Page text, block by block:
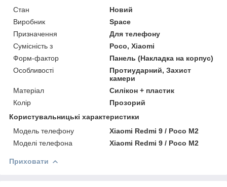
Стан
Новий
Виробник
Space
Призначення
Для телефону
Сумісність з
Poco, Xiaomi
Форм-фактор
Панель (Накладка на корпус)
Особливості
Протиударний, Захист
камери
Матеріал
Силікон + пластик
Колір
Прозорий
Користувальницькі характеристики
Модель телефону
Xiaomi Redmi 9 / Poco M2
Моделі телефона
Xiaomi Redmi 9 / Poco M2
Приховати